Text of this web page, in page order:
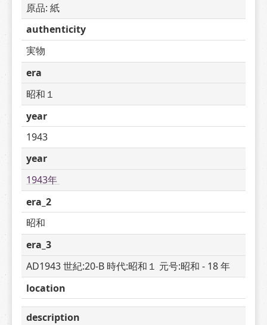
原品: 紙
authenticity
実物
era
昭和１
year
1943
year
1943年
era_2
昭和
era_3
AD1943 世紀:20-B 時代:昭和１ 元号:昭和 - 18 年
location
description